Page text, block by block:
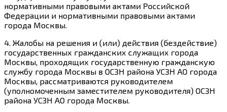
нормативными правовыми актами Российской
Федерации и нормативными правовыми актами
города Москвы.
4. Жалобы на решения и (или) действия (бездействие)
государственных гражданских служащих города
Москвы, проходящих государственную гражданскую
службу города Москвы в ОСЗН района УСЗН АО города
Москвы, рассматриваются руководителем
(уполномоченным заместителем руководителя) ОСЗН
района УСЗН АО города Москвы.